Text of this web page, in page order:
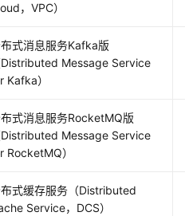
，VPC）
式消息服务Kafka版
Distributed Message Service
Kafka）
式消息服务RocketMQ版
Distributed Message Service
RocketMQ）
式缓存服务（Distributed
Service，DCS）